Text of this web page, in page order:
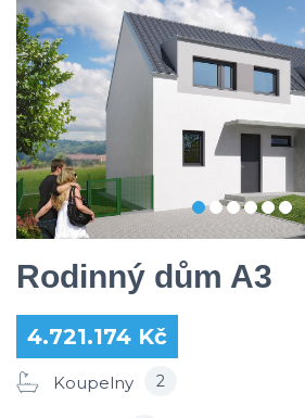
Rodinný dům A3
4.721.174 Kč
Koupelny 2